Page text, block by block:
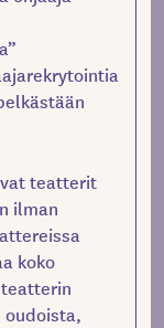
teatterit
ilman
koko
oudoista,